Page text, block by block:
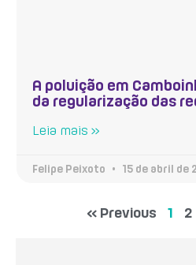
A poluição em
da regularização das
Leia mais »
Felipe Peixoto 15 de abril de
« Previous 1 2